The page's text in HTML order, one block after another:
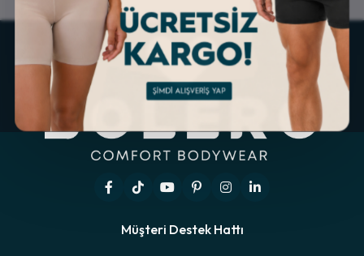
Müşteri Destek Hattı